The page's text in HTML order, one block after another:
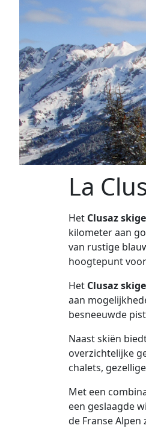
La
Het Clusaz
kilometer aan
van rustige
hoogtepunt
Het Clusaz
aan
besneeuwde
Naast skiën
overzichtelijke
chalets,
Met een
een geslaagde
de Franse Alpen